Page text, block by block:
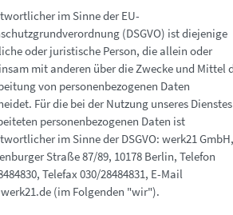
im Sinne der EU-
(DSGVO) ist diejenige
oder juristische Person, die allein oder
mit anderen über die Zwecke und Mittel
von personenbezogenen Daten
Für die bei der Nutzung unseres Dienstes
personenbezogenen Daten ist
im Sinne der DSGVO: werk21 GmbH,
Straße 87/89, 10178 Berlin, Telefon
Telefax 030/28484831, E-Mail
(im Folgenden "wir").